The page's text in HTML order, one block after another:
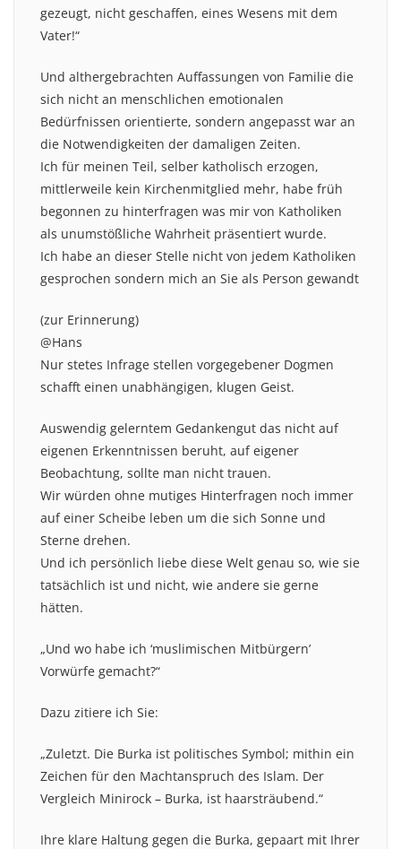
gezeugt, nicht geschaffen, eines Wesens mit dem
Vater!“
Und althergebrachten Auffassungen von Familie die
sich nicht an menschlichen emotionalen
Bedürfnissen orientierte, sondern angepasst war an
die Notwendigkeiten der damaligen Zeiten.
Ich für meinen Teil, selber katholisch erzogen,
mittlerweile kein Kirchenmitglied mehr, habe früh
begonnen zu hinterfragen was mir von Katholiken
als unumstößliche Wahrheit präsentiert wurde.
Ich habe an dieser Stelle nicht von jedem Katholiken
gesprochen sondern mich an Sie als Person gewandt
(zur Erinnerung)
@Hans
Nur stetes Infrage stellen vorgegebener Dogmen
schafft einen unabhängigen, klugen Geist.
Auswendig gelerntem Gedankengut das nicht auf
eigenen Erkenntnissen beruht, auf eigener
Beobachtung, sollte man nicht trauen.
Wir würden ohne mutiges Hinterfragen noch immer
auf einer Scheibe leben um die sich Sonne und
Sterne drehen.
Und ich persönlich liebe diese Welt genau so, wie sie
tatsächlich ist und nicht, wie andere sie gerne
hätten.
„Und wo habe ich ‘muslimischen Mitbürgern’
Vorwürfe gemacht?“
Dazu zitiere ich Sie:
„Zuletzt. Die Burka ist politisches Symbol; mithin ein
Zeichen für den Machtanspruch des Islam. Der
Vergleich Minirock – Burka, ist haarsträubend.“
Ihre klare Haltung gegen die Burka, gepaart mit Ihrer